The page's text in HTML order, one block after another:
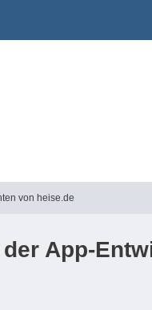
von heise.de
App-